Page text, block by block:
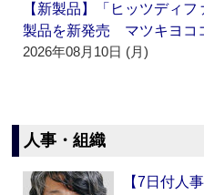
【新製品】「ヒッツディ
製品を新発売 マツキヨコ
2026年08月10日 (月)
人事・組織
【7日付人